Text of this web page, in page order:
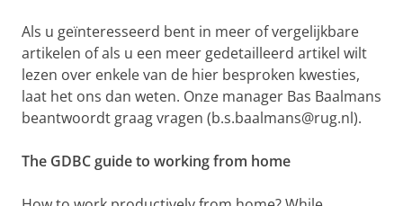
Als u geïnteresseerd bent in meer of vergelijkbare
artikelen of als u een meer gedetailleerd artikel wilt
lezen over enkele van de hier besproken kwesties,
laat het ons dan weten. Onze manager Bas Baalmans
beantwoordt graag vragen (b.s.baalmans@rug.nl).
The GDBC guide to working from home